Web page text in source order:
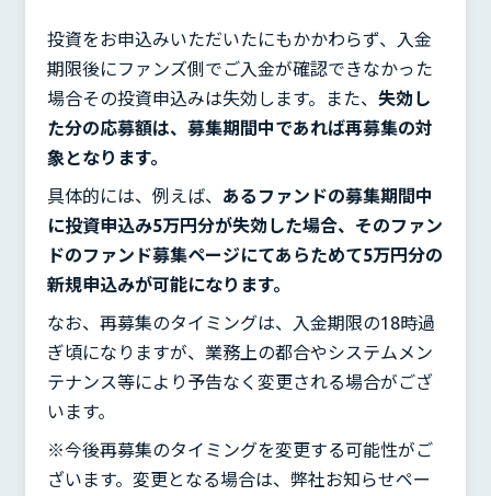
投資をお申込みいただいたにもかかわらず、入金
期限後にファンズ側でご入金が確認できなかった
場合その投資申込みは失効します。また、 失効し
た分の応募額は、募集期間中であれば再募集の対
象となります。
具体的には、例えば、 あるファンドの募集期間中
に投資申込み5万円分が失効した場合、そのファン
ドのファンド募集ページにてあらためて5万円分の
新規申込みが可能になります。
なお、再募集のタイミングは、入金期限の18時過
ぎ頃になりますが、業務上の都合やシステムメン
テナンス等により予告なく変更される場合がござ
います。
※今後再募集のタイミングを変更する可能性がご
ざいます。変更となる場合は、弊社お知らせペー